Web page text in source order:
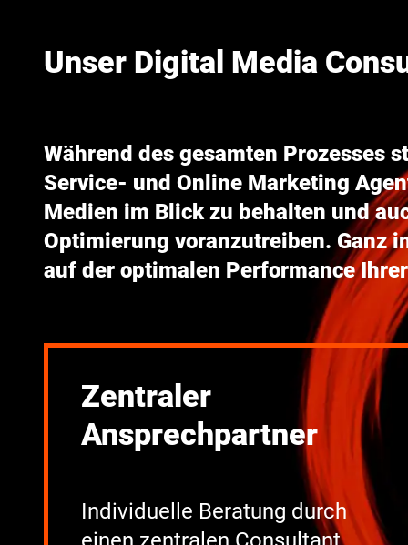
Unser Digital Media
Während des gesamten Prozesses
Service- und Online Marketing
Medien im Blick zu behalten und
Optimierung voranzutreiben. Ganz
auf der optimalen Performance
Zentraler
Ansprechpartner
Individuelle Beratung durch